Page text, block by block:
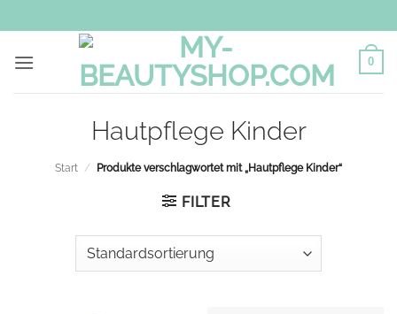
Inhalt
springen
0
Hautpflege Kinder
Start / Produkte verschlagwortet mit „Hautpflege Kinder“
FILTER